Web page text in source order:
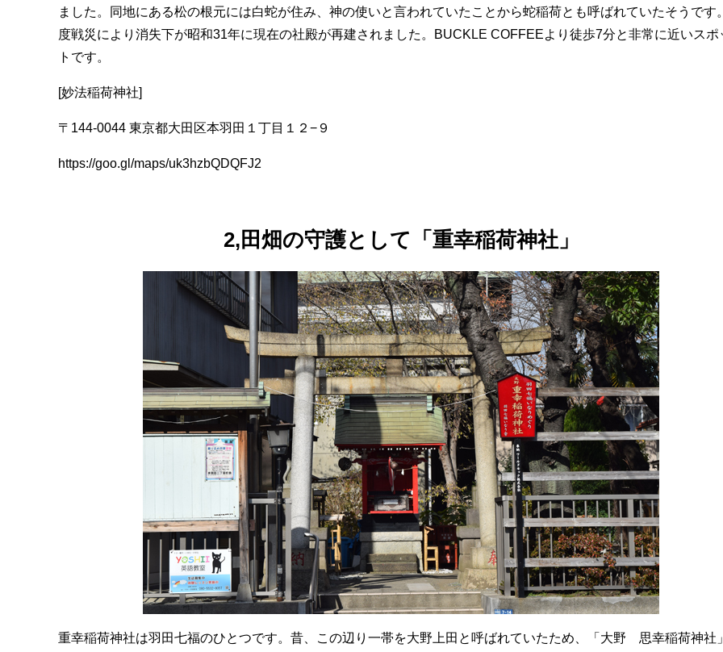
ました。同地にある松の根元には白蛇が住み、神の使いと言われていたことから蛇稲荷とも呼ばれていたそうです
度戦災により消失下が昭和31年に現在の社殿が再建されました。BUCKLE COFFEEより徒歩7分と非常に近いスポ
トです。
[妙法稲荷神社]
〒144-0044 東京都大田区本羽田１丁目１２−９
https://goo.gl/maps/uk3hzbQDQFJ2
2,田畑の守護として「重幸稲荷神社」
重幸稲荷神社は羽田七福のひとつです。昔、この辺り一帯を大野上田と呼ばれていたため、「大野 思幸稲荷神社